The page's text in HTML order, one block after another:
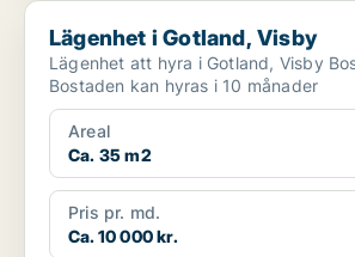
Lägenhet i Gotland, Visby
Lägenhet i Gotland, Visby
Lägenhet att hyra i Gotland, Visby Bostaden har 2 rum
Bostaden kan hyras i 10 månader
Areal
Ca. 35 m2
Pris pr. md.
Ca. 10 000 kr.